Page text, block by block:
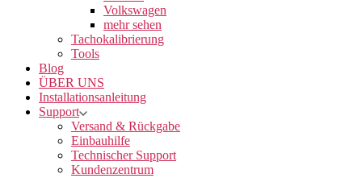
Volkswagen
mehr sehen
Tachokalibrierung
Tools
Blog
ÜBER UNS
Installationsanleitung
Support
Versand & Rückgabe
Einbauhilfe
Technischer Support
Kundenzentrum